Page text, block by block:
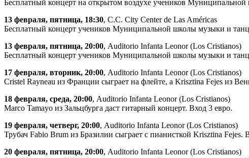
Бесплатный концерт на открытом воздухе учеников
13 февраля, пятница, 18:30, С.С. City Center de Las Américas
Бесплатный концерт учеников Муниципальной школы музыки и
13 февраля, пятница, 20:00, Auditorio Infanta Leonor (Los Cristianos)
Бесплатный концерт учеников Муниципальной школы музыки и
17 февраля, вторник, 20:00, Auditorio Infanta Leonor (Los Cristianos)
Cristel Rayneau из Франции сыграет на флейте, а Krisztina Fejes из
18 февраля, среда, 20:00, Auditorio Infanta Leonor (Los Cristianos)
Marco Tamayo из Зальцбурга даст гитарный концерт. Вход 3 евро.
19 февраля, четверг, 20:00, Auditorio Infanta Leonor (Los Cristianos)
Трубач Fabio Brum из Бразилии сыграет с пианисткой Krisztina Fejes.
20 февраля, пятница, 20:00, Auditorio Infanta Leonor (Los Cristianos)